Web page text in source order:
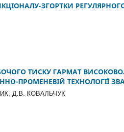
ЗГОРТКИ
ТИСКУ ГАРМАТ
ПРОМЕНЕВІЙ ТЕХНОЛОГІЇ
Д.В. КОВАЛЬЧУК